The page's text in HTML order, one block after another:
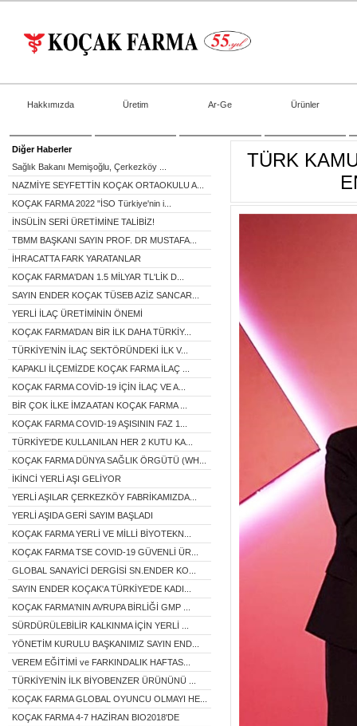
Hakkımızda Üretim Ar-Ge Ürünler
Diğer Haberler
Sağlık Bakanı Memişoğlu, Çerkezköy ...
NAZMİYE SEYFETTİN KOÇAK ORTAOKULU A...
KOÇAK FARMA 2022 "İSO Türkiye'nin i...
İNSÜLİN SERİ ÜRETİMİNE TALİBİZ!
TBMM BAŞKANI SAYIN PROF. DR MUSTAFA...
İHRACATTA FARK YARATANLAR
KOÇAK FARMA'DAN 1.5 MİLYAR TL'LİK D...
SAYIN ENDER KOÇAK TÜSEB AZİZ SANCAR...
YERLİ İLAÇ ÜRETİMİNİN ÖNEMİ
KOÇAK FARMA’DAN BİR İLK DAHA TÜRKİY...
TÜRKİYE’NİN İLAÇ SEKTÖRÜNDEKİ İLK V...
KAPAKLI İLÇEMİZDE KOÇAK FARMA İLAÇ ...
KOÇAK FARMA COVİD-19 İÇİN İLAÇ VE A...
BİR ÇOK İLKE İMZA ATAN KOÇAK FARMA ...
KOÇAK FARMA COVID-19 AŞISININ FAZ 1...
TÜRKİYE'DE KULLANILAN HER 2 KUTU KA...
KOÇAK FARMA DÜNYA SAĞLIK ÖRGÜTÜ (WH...
İKİNCİ YERLİ AŞI GELİYOR
YERLİ AŞILAR ÇERKEZKÖY FABRİKAMIZDA...
YERLİ AŞIDA GERİ SAYIM BAŞLADI
KOÇAK FARMA YERLİ VE MİLLİ BİYOTEKN...
KOÇAK FARMA TSE COVID-19 GÜVENLİ ÜR...
GLOBAL SANAYİCİ DERGİSİ SN.ENDER KO...
SAYIN ENDER KOÇAK'A TÜRKİYE'DE KADI...
KOÇAK FARMA'NIN AVRUPA BİRLİĞİ GMP ...
SÜRDÜRÜLEBİLİR KALKINMA İÇİN YERLİ ...
YÖNETİM KURULU BAŞKANIMIZ SAYIN END...
VEREM EĞİTİMİ ve FARKINDALIK HAFTAS...
TÜRKİYE'NİN İLK BİYOBENZER ÜRÜNÜNÜ ...
KOÇAK FARMA GLOBAL OYUNCU OLMAYI HE...
KOÇAK FARMA 4-7 HAZİRAN BIO2018'DE
TÜRK